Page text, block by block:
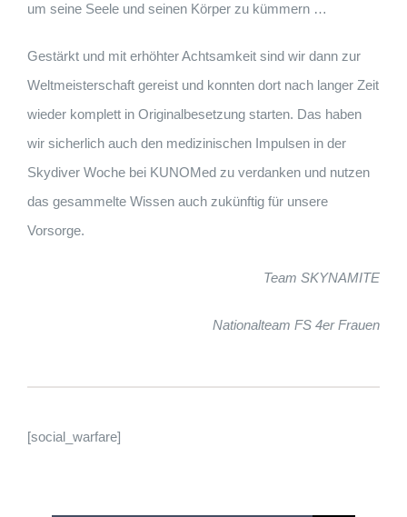
um seine Seele und seinen Körper zu kümmern …
Gestärkt und mit erhöhter Achtsamkeit sind wir dann zur
Weltmeisterschaft gereist und konnten dort nach langer Zeit
wieder komplett in Originalbesetzung starten. Das haben
wir sicherlich auch den medizinischen Impulsen in der
Skydiver Woche bei KUNOMed zu verdanken und nutzen
das gesammelte Wissen auch zukünftig für unsere
Vorsorge.
Team SKYNAMITE
Nationalteam FS 4er Frauen
[social_warfare]